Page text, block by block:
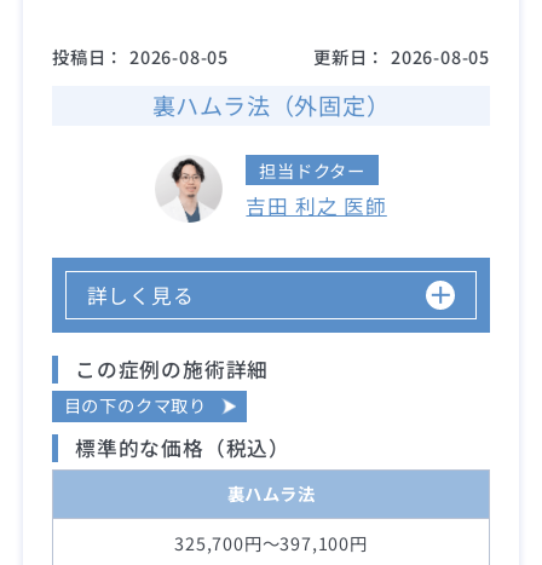
投稿日： 2026-08-05 更新日： 2026-08-05
裏ハムラ法（外固定）
担当ドクター
吉田 利之 医師
詳しく見る
この症例の施術詳細
目の下のクマ取り
標準的な価格（税込）
裏ハムラ法
325,700円～397,100円